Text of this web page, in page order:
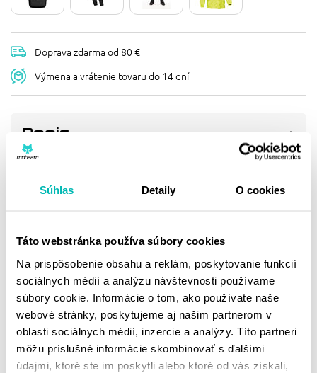
Súhlas Detaily O cookies
Táto webstránka používa súbory cookies
Na prispôsobenie obsahu a reklám, poskytovanie funkcií
sociálnych médií a analýzu návštevnosti používame
súbory cookie. Informácie o tom, ako používate naše
webové stránky, poskytujeme aj našim partnerom v
oblasti sociálnych médií, inzercie a analýzy. Títo partneri
môžu príslušné informácie skombinovať s ďalšími
údajmi, ktoré ste im poskytli alebo ktoré od vás získali,
Doprava zdarma od 80 €
Výmena a vrátenie tovaru do 14 dní
Popis
IXON BUNDA IONIX - BLACK
Dizajnovo je IONIX letnou roadsterovou bundou: obrovské
polstrovaných oblastí poskytujúcich úľavu ponúka potrebný
Vrecká: 2 vrecká na ruky a 2 vnútorné sieťované
Strih: Regular
Golier: Klasický golier
Úpravy: spodná časť (druky a elastické ramienka)